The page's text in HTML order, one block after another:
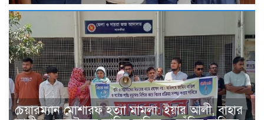
চেয়ারম্যান মোশারফ হত্যা মামলা: ইয়ার আলী, বাহার